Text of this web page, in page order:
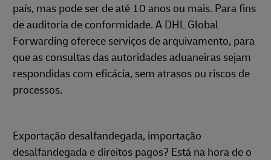
país, mas pode ser de até 10 anos ou mais. Para fins
de auditoria de conformidade. A DHL Global
Forwarding oferece serviços de arquivamento, para
que as consultas das autoridades aduaneiras sejam
respondidas com eficácia, sem atrasos ou riscos de
processos.
Exportação desalfandegada, importação
desalfandegada e direitos pagos? Está na hora de o